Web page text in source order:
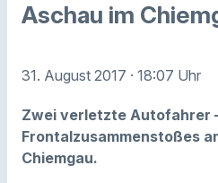
Aschau im
31. August 2017 · 18:07 Uhr
Zwei verletzte Autofahrer
Frontalzusammenstoßes
Chiemgau.